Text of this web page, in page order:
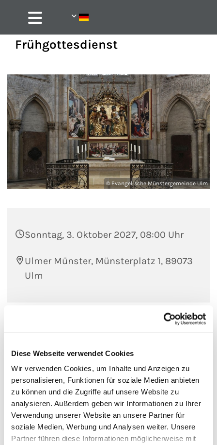
Diese Webseite verwendet Cookies
Wir verwenden Cookies, um Inhalte und Anzeigen zu
personalisieren, Funktionen für soziale Medien anbieten
zu können und die Zugriffe auf unsere Website zu
analysieren. Außerdem geben wir Informationen zu Ihrer
Verwendung unserer Website an unsere Partner für
soziale Medien, Werbung und Analysen weiter. Unsere
Partner führen diese Informationen möglicherweise mit
Frühgottesdienst
© Evangelische Münstergemeinde Ulm
Sonntag, 3. Oktober 2027, 08:00 Uhr
Ulmer Münster, Münsterplatz 1, 89073
Ulm